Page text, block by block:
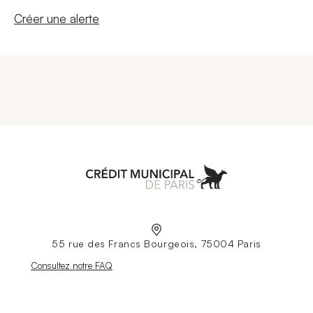
Nouvelle fenêtre
Créer une alerte
55 rue des Francs Bourgeois, 75004 Paris
Nouvelle fenêtre
Consultez notre FAQ